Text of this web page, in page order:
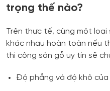
trọng thế nào?
Trên thực tế, cùng một
khác nhau hoàn toàn nếu
thi công sàn gỗ uy tín sẽ
Độ phẳng và độ khô của